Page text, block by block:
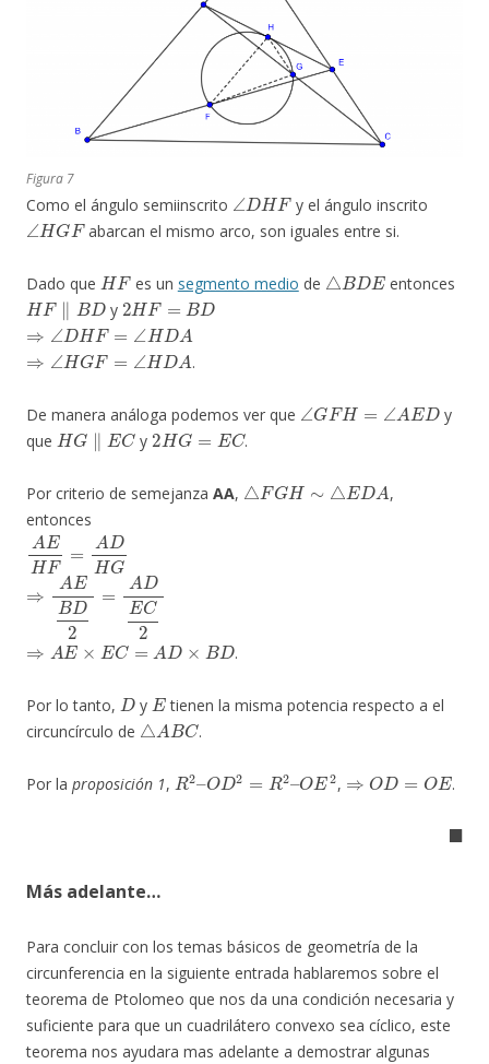
Figura 7
Como el ángulo semiinscrito
∠D HF
y el ángulo inscrito
∠HGF
abarcan el mismo arco, son iguales entre si.
Dado que
HF
es un segmento medio de
△ BDE
entonces
HF∥BD
y
2HF=BD
⇒∠ DHF=∠ HDA
⇒ ∠HGF=∠ HDA
.
De manera análoga podemos ver que
∠ GFH= E D
y
que
HG∥EC
y
2HG=EC
.
Por criterio de semejanza AA,
△ FGH∼ D A
,
entonces
AEH DHG
EBD DEC2
E ×E =A D ×B D
.
Por lo tanto,
D
y
E
tienen la misma potencia respecto a el
circuncírculo de
△ABC
.
Por la proposición 1,
R2 O D2 2–O E 2
,
OD=
.
◼
Más adelante…
Para concluir con los temas básicos de geometría de la
circunferencia en la siguiente entrada hablaremos sobre el
teorema de Ptolomeo que nos da una condición necesaria y
suficiente para que un cuadrilátero convexo sea cíclico, este
teorema nos ayudara mas adelante a demostrar algunas